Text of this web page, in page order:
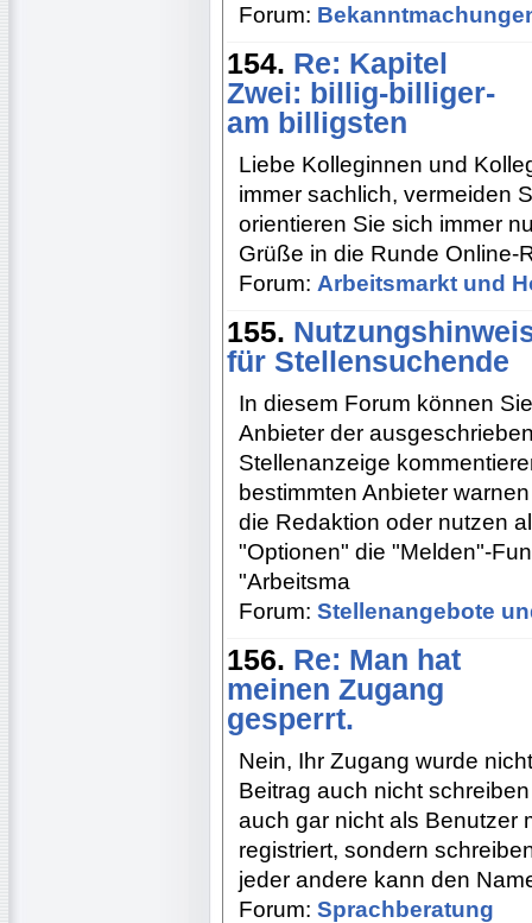
Forum:
154. Re: Kapitel
Zwei: billig-billiger-
am billigsten
Liebe Kolleginnen und
immer sachlich, vermeiden
orientieren Sie sich immer
Grüße in die Runde Online-
Forum: Arbeitsmarkt und
155.
für Stellensuchende
In diesem Forum können
Anbieter der
Stellenanzeige
bestimmten Anbieter
die Redaktion oder nutzen
"Optionen" die "Melden"-
"Arbeitsma
Forum: Stellenangebote
156. Re: Man hat
meinen Zugang
gesperrt.
Nein, Ihr Zugang wurde
Beitrag auch nicht
auch gar nicht als Benutzer
registriert, sondern
jeder andere kann den
Forum: Sprachberatung